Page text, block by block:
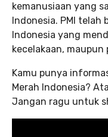
kemanusiaan yang
Indonesia. PMI
Indonesia yang
kecelakaan, maupun
Kamu punya
Merah Indonesia?
Jangan ragu untuk